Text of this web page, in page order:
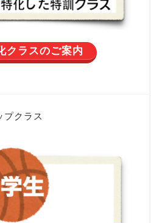
クラスのご案内
プクラス